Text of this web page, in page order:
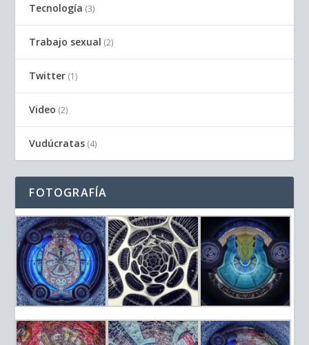
Tecnología (3)
Trabajo sexual (2)
Twitter (1)
Video (2)
Vudúcratas (4)
FOTOGRAFÍA